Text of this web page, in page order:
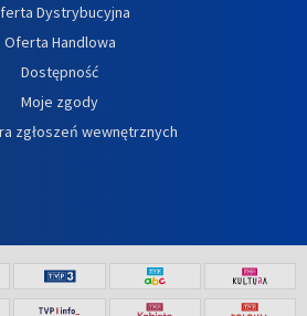
Dystrybucyjna
Oferta Handlowa
Dostępność
Moje zgody
zgłoszeń wewnętrznych